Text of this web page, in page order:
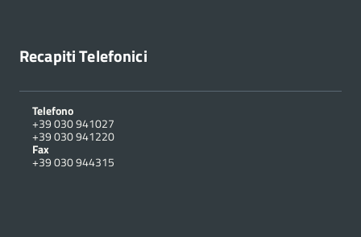
Recapiti Telefonici
Telefono
+39 030 941027
+39 030 941220
Fax
+39 030 944315